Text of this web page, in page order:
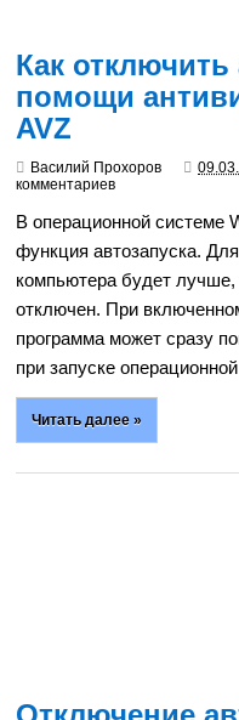
Как отключить
помощи
AVZ
Василий Прохоров
комментариев
В операционной системе
функция автозапуска.
компьютера будет лучше,
отключен. При
программа может сразу
при запуске
Читать далее »